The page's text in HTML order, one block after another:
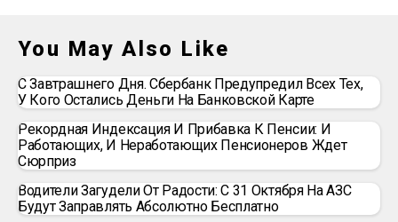
You May Also Like
С Завтрашнего Дня. Сбербанк Предупредил Всех Тех,
У Кого Остались Деньги На Банковской Карте
Рекордная Индексация И Прибавка К Пенсии: И
Работающих, И Неработающих Пенсионеров Ждет
Сюрприз
Водители Загудели От Радости: С 31 Октября На АЗС
Будут Заправлять Абсолютно Бесплатно